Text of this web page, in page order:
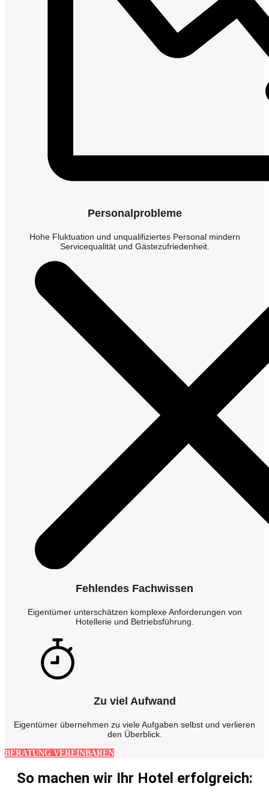
Personalprobleme
Hohe Fluktuation und unqualifiziertes Personal mindern
Servicequalität und Gästezufriedenheit.
Fehlendes Fachwissen
Eigentümer unterschätzen komplexe Anforderungen von
Hotellerie und Betriebsführung.
Zu viel Aufwand
Eigentümer übernehmen zu viele Aufgaben selbst und verlieren
den Überblick.
BERATUNG VEREINBAREN
So machen wir Ihr Hotel erfolgreich: